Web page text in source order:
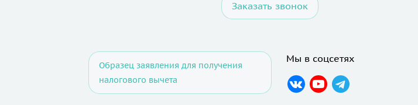
Заказать звонок
Образец заявления для получения
налогового вычета
Мы в соцсетях